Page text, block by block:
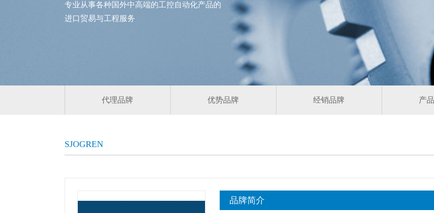
专业从事各种国外中高端的工控自动化产品的
进口贸易与工程服务
代理品牌 优势品牌 经销品牌 产
SJOGREN
品牌简介